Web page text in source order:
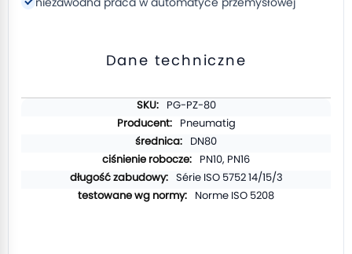
Dane techniczne
PG-PZ-80
Pneumatig
DN80
PN10, PN16
Série ISO 5752 14/15/3
Norme ISO 5208